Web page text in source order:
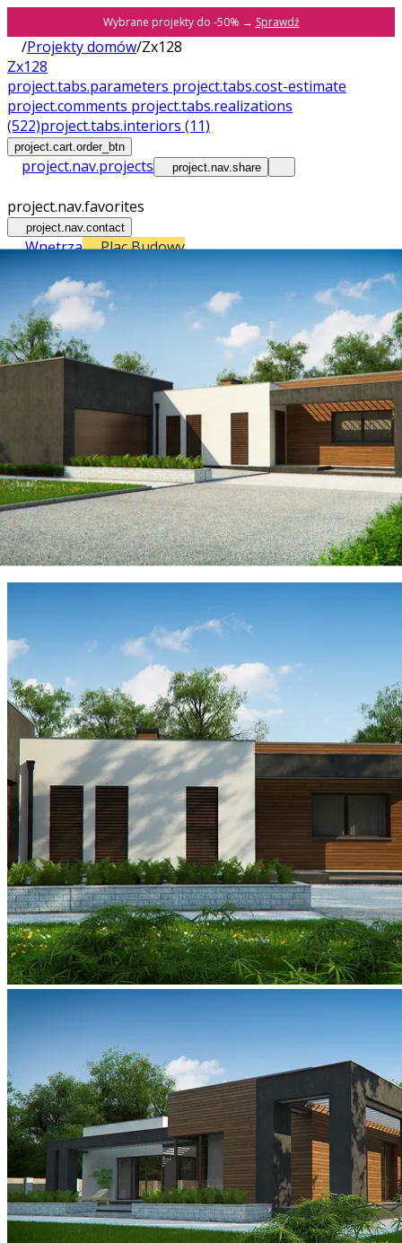
Wybrane projekty do -50% → Sprawdź
/Projekty domów/Zx128
Zx128
project.tabs.parameters project.tabs.cost-estimate
project.comments project.tabs.realizations
(522)project.tabs.interiors (11)
project.cart.order_btn
project.nav.projects project.nav.share
project.nav.favorites
project.nav.contact
Wnętrza Plac Budowy